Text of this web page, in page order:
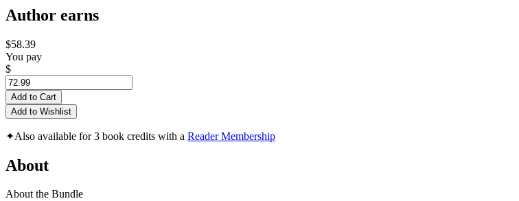
Author earns
$58.39
You pay
$
Add to Cart
Add to Wishlist
✦Also available for 3 book credits with a Reader Membership
About
About the Bundle